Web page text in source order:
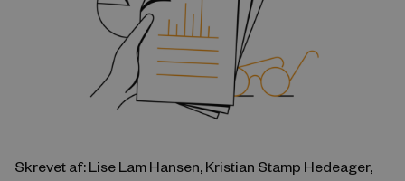
Skrevet af: Lise Lam Hansen, Kristian Stamp Hedeager,